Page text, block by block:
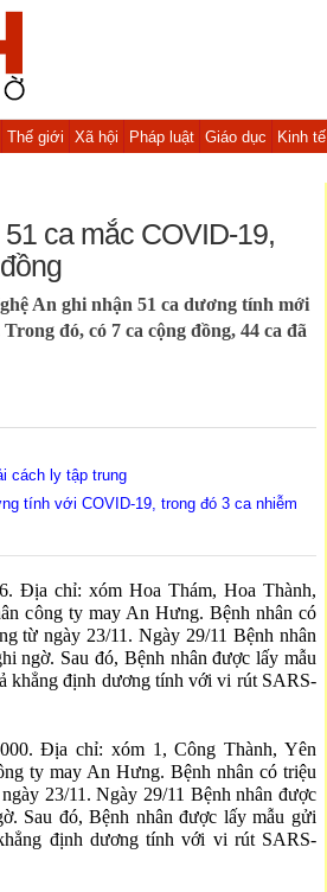
Thế giới Xã hội Pháp luật Giáo dục Kinh tế
ca mắc COVID-19,
An ghi nhận 51 ca dương tính mới
đó, có 7 ca cộng đồng, 44 ca đã
cách ly tập trung
tính với COVID-19, trong đó 3 ca nhiễm
Địa chỉ: xóm Hoa Thám, Hoa Thành,
công ty may An Hưng. Bệnh nhân có
từ ngày 23/11. Ngày 29/11 Bệnh nhân
ngờ. Sau đó, Bệnh nhân được lấy mẫu
định dương tính với vi rút SARS-
Địa chỉ: xóm 1, Công Thành, Yên
ty may An Hưng. Bệnh nhân có triệu
23/11. Ngày 29/11 Bệnh nhân được
Sau đó, Bệnh nhân được lấy mẫu gửi
định dương tính với vi rút SARS-